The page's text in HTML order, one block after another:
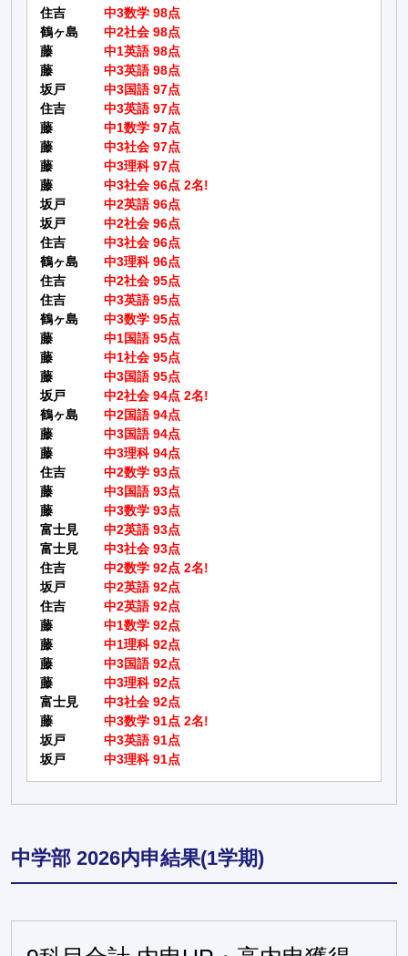
住吉
中3数学 98点
鶴ヶ島
中2社会 98点
藤
中1英語 98点
藤
中3英語 98点
坂戸
中3国語 97点
住吉
中3英語 97点
藤
中1数学 97点
藤
中3社会 97点
藤
中3理科 97点
藤
中3社会 96点 2名!
坂戸
中2英語 96点
坂戸
中2社会 96点
住吉
中3社会 96点
鶴ヶ島
中3理科 96点
住吉
中2社会 95点
住吉
中3英語 95点
鶴ヶ島
中3数学 95点
藤
中1国語 95点
藤
中1社会 95点
藤
中3国語 95点
坂戸
中2社会 94点 2名!
鶴ヶ島
中2国語 94点
藤
中3国語 94点
藤
中3理科 94点
住吉
中2数学 93点
藤
中3国語 93点
藤
中3数学 93点
富士見
中2英語 93点
富士見
中3社会 93点
住吉
中2数学 92点 2名!
坂戸
中2英語 92点
住吉
中2英語 92点
藤
中1数学 92点
藤
中1理科 92点
藤
中3国語 92点
藤
中3理科 92点
富士見
中3社会 92点
藤
中3数学 91点 2名!
坂戸
中3英語 91点
坂戸
中3理科 91点
中学部 2026内申結果(1学期)